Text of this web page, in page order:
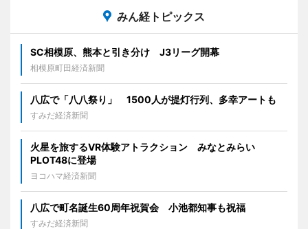
みん経トピックス
SC相模原、熊本と引き分け J3リーグ開幕
相模原町田経済新聞
八広で「八八祭り」 1500人が提灯行列、多幸アートも
すみだ経済新聞
火星を旅するVR体験アトラクション みなとみらい
PLOT48に登場
ヨコハマ経済新聞
八広で町名誕生60周年祝賀会 小池都知事も祝福
すみだ経済新聞